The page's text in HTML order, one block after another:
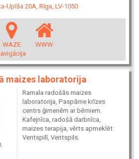
Upīša 20A, Rīga, LV-1050
WAZE
WWW
maizes laboratorija
Ramala radošās maizes
laboratorija, Paspārne krīzes
centrs ģimenēm ar bērniem.
Kafejnīca, radošā darbnīca,
maizes terapija, vērts apmeklēt
Ventspilī, Ventspils.